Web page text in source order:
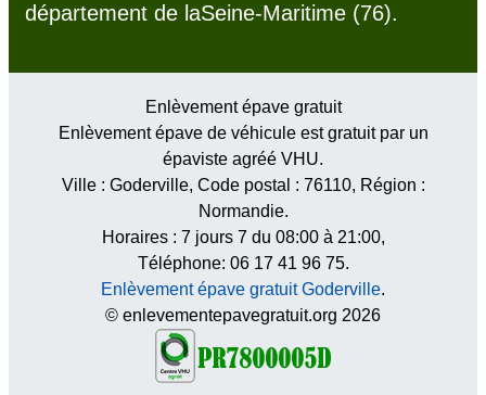
département de laSeine-Maritime (76).
Enlèvement épave gratuit
Enlèvement épave de véhicule est gratuit par un
épaviste agréé VHU.
Ville : Goderville, Code postal : 76110, Région :
Normandie.
Horaires : 7 jours 7 du 08:00 à 21:00,
Téléphone: 06 17 41 96 75.
Enlèvement épave gratuit Goderville.
© enlevementepavegratuit.org 2026